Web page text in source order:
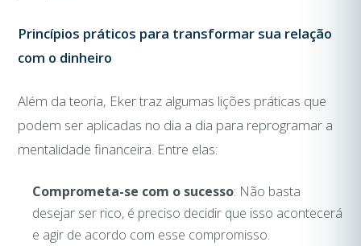
Princípios práticos para transformar sua relação
com o dinheiro
Além da teoria, Eker traz algumas lições práticas que
podem ser aplicadas no dia a dia para reprogramar a
mentalidade financeira. Entre elas:
Comprometa-se com o sucesso: Não basta
desejar ser rico, é preciso decidir que isso acontecerá
e agir de acordo com esse compromisso.